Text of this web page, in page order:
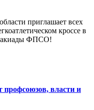
приглашает всех
кроссе в
ФПСО!
профсоюзов, власти и